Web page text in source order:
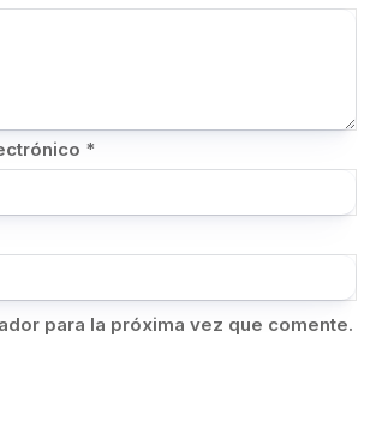
*
para la próxima vez que comente.